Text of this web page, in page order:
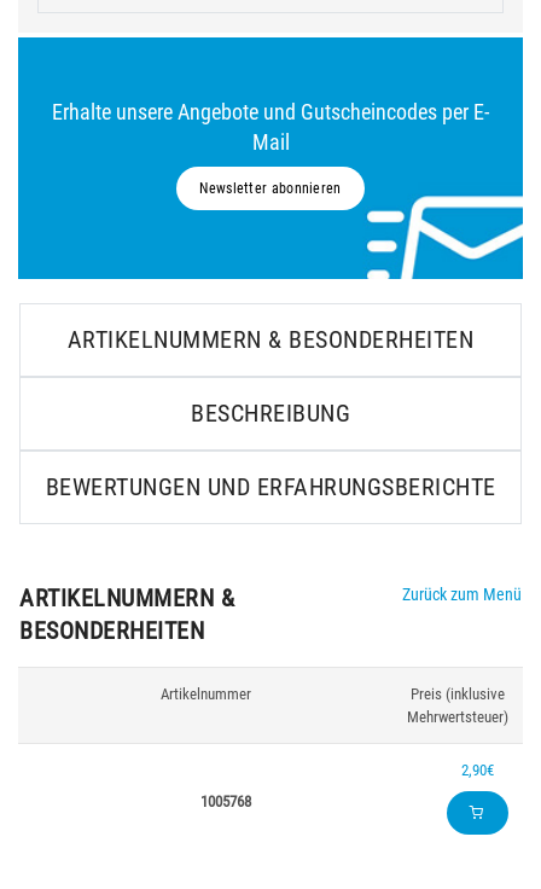
Erhalte unsere Angebote und Gutscheincodes per E-
Mail
Newsletter abonnieren
ARTIKELNUMMERN & BESONDERHEITEN
BESCHREIBUNG
BEWERTUNGEN UND ERFAHRUNGSBERICHTE
ARTIKELNUMMERN &
BESONDERHEITEN
Zurück zum Menü
Artikelnummer
Preis (inklusive
Mehrwertsteuer)
1005768
2,90€